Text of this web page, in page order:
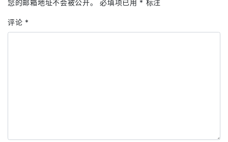
您的邮箱地址不会被公开。 必填项已用 * 标注
评论 *